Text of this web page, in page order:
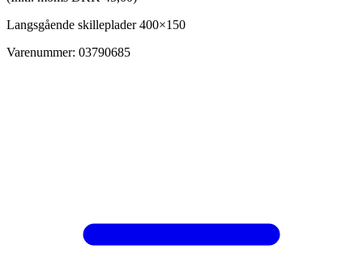
Langsgående skilleplader 400×150
Varenummer: 03790685